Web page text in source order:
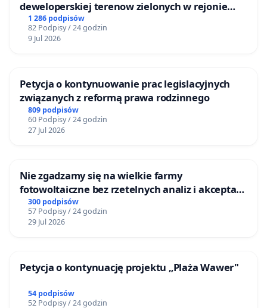
deweloperskiej terenow zielonych w rejonie
Bulwarów Straceńskich w Bielsku-Białej
1 286 podpisów
82 Podpisy / 24 godzin
9 Jul 2026
Petycja o kontynuowanie prac legislacyjnych
związanych z reformą prawa rodzinnego
809 podpisów
60 Podpisy / 24 godzin
27 Jul 2026
Nie zgadzamy się na wielkie farmy
fotowoltaiczne bez rzetelnych analiz i akceptacji
mieszkańców
300 podpisów
57 Podpisy / 24 godzin
29 Jul 2026
Petycja o kontynuację projektu „Plaża Wawer"
54 podpisów
52 Podpisy / 24 godzin